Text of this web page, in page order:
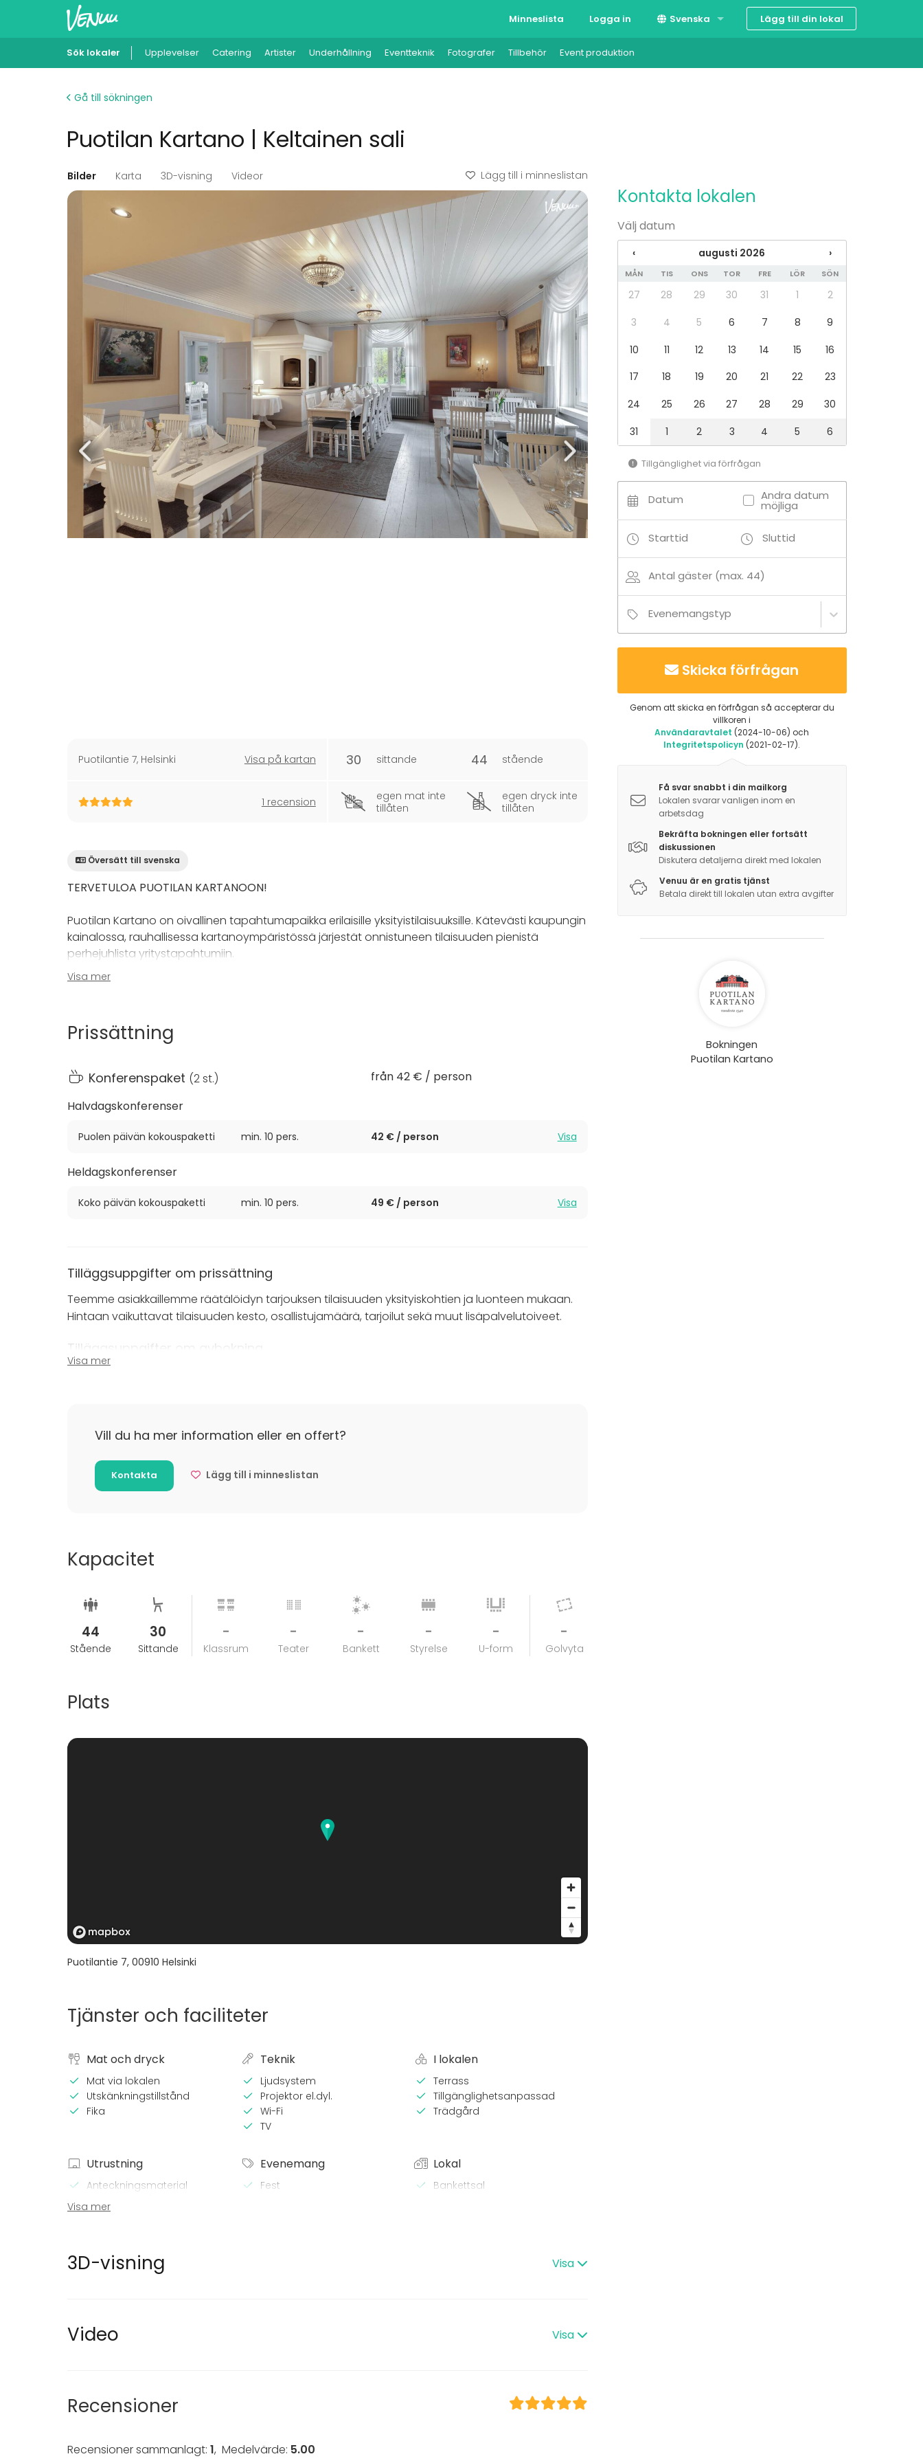
Minneslista Logga in Svenska Lägg till din lokal
Sök lokaler Upplevelser Catering Artister Underhållning Eventteknik Fotografer Tillbehör Event produktion
Gå till sökningen
Puotilan Kartano | Keltainen sali
Bilder Karta 3D-visning Videor Lägg till i minneslistan
Puotilantie 7, Helsinki Visa på kartan
1 recension
30 sittande 44 stående
egen mat inte
tillåten
egen dryck inte
tillåten
Översätt till svenska
TERVETULOA PUOTILAN KARTANOON!
Puotilan Kartano on oivallinen tapahtumapaikka erilaisille yksityistilaisuuksille. Kätevästi kaupungin
kainalossa, rauhallisessa kartanoympäristössä järjestät onnistuneen tilaisuuden pienistä
perhejuhlista yritystapahtumiin.
Puotilan Kartanon Keltainen sali on erinomainen tila perhejuhlan, kokouksen tai vaikka
tasokkaista makuelämyksistä.
Visa mer
Prissättning
Konferenspaket (2 st.)
från 42 € / person
Halvdagskonferenser
Puolen päivän kokouspaketti min. 10 pers. 42 € / person Visa
Heldagskonferenser
Koko päivän kokouspaketti min. 10 pers. 49 € / person Visa
Tilläggsuppgifter om prissättning
Teemme asiakkaillemme räätälöidyn tarjouksen tilaisuuden yksityiskohtien ja luonteen mukaan.
Hintaan vaikuttavat tilaisuuden kesto, osallistujamäärä, tarjoilut sekä muut lisäpalvelutoiveet.
Tilläggsuppgifter om avbokning
Visa mer
Vill du ha mer information eller en offert?
Kontakta Lägg till i minneslistan
Kapacitet
44
Stående
30
Sittande
-
Klassrum
-
Teater
-
Bankett
-
Styrelse
-
U-form
-
Golvyta
Plats
Puotilantie 7, 00910 Helsinki
Tjänster och faciliteter
Mat och dryck
Mat via lokalen
Utskänkningstillstånd
Fika
Teknik
Ljudsystem
Projektor el.dyl.
Wi-Fi
TV
I lokalen
Terrass
Tillgänglighetsanpassad
Trädgård
Utrustning
Anteckningsmaterial
Evenemang
Fest
Lokal
Bankettsal
Tilläggsuppgifter om tjänster och faciliteter
Puotilan Kartanosta löytyy valmiina kokoustekniikkaa sekä kevyt äänentoisto taustamusiikin
Visa mer
3D-visning Visa
Video Visa
Recensioner
Recensioner sammanlagt: 1, Medelvärde: 5.00
Kontakta lokalen
Välj datum
‹ augusti 2026 ›
MÅN TIS ONS TOR FRE LÖR SÖN
27 28 29 30 31 1
2
3
4 5 6 7 8
9
10
11 12 13 14 15
16
17
18 19 20 21 22
23
24
25 26 27 28 29
30
31
1 2 3 4 5 6
Tillgänglighet via förfrågan
Datum Andra datum
möjliga
Starttid Sluttid
Antal gäster (max. 44)
Evenemangstyp
Skicka förfrågan
Genom att skicka en förfrågan så accepterar du
villkoren i
Användaravtalet (2024-10-06) och
Integritetspolicyn (2021-02-17).
Få svar snabbt i din mailkorg
Lokalen svarar vanligen inom en
arbetsdag
Bekräfta bokningen eller fortsätt
diskussionen
Diskutera detaljerna direkt med lokalen
Venuu är en gratis tjänst
Betala direkt till lokalen utan extra avgifter
Bokningen
Puotilan Kartano